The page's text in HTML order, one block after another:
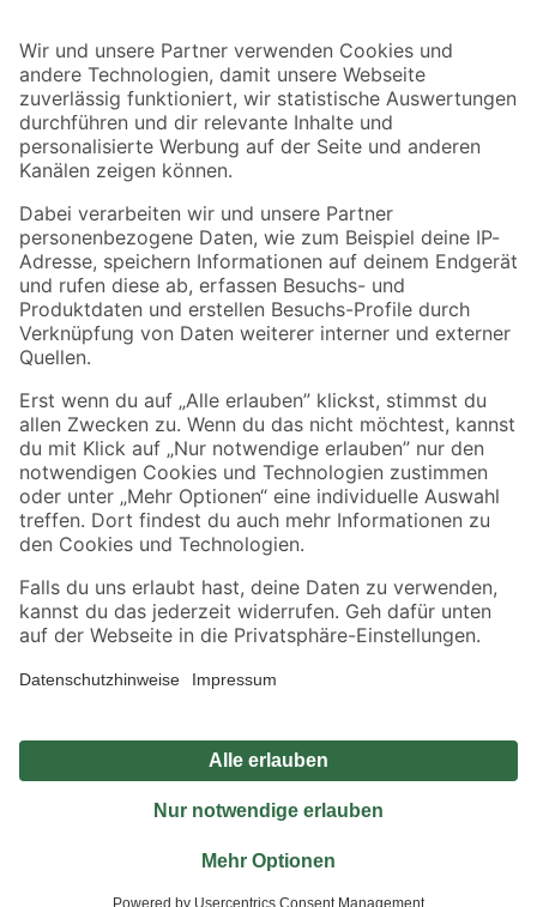
Der toom Newsletter: Keine Angebote und Aktionen mehr verpassen!
Zur Newsletter Anmeldung
Folge uns
Zahlungsarten Versandarten
Sicher einkaufen
Jetzt die toom-App herunterladen
Alle Preisangaben in EUR inkl. gesetzl. MwSt.. Die dargestellten Angebote sind unter
Umständen nicht in allen Märkten verfügbar. Die angegebenen Verfügbarkeiten beziehen
Produkte nur solange der Vorrat reicht.
*Paketversand ab 59 € versandkostenfrei, gilt nicht für Artikel mit Speditionsversand, hier
Privatsphäre Impressum
Nutzungsbedingungen
Widerrufsrecht
Vertrag widerrufen
© 2026 toom Baumarkt GmbH